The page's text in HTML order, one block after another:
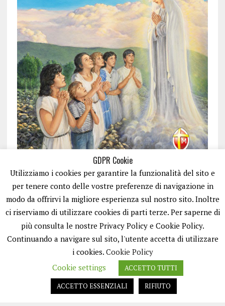
ISCRIVITI
GDPR Cookie
Utilizziamo i cookies per garantire la funzionalità del sito e
per tenere conto delle vostre preferenze di navigazione in
modo da offrirvi la migliore esperienza sul nostro sito. Inoltre
ci riserviamo di utilizzare cookies di parti terze. Per saperne di
più consulta le nostre Privacy Policy e Cookie Policy.
Continuando a navigare sul sito, l'utente accetta di utilizzare
i cookies. Cookie Policy
Cookie settings
ACCETTO TUTTI
ACCETTO ESSENZIALI
RIFIUTO